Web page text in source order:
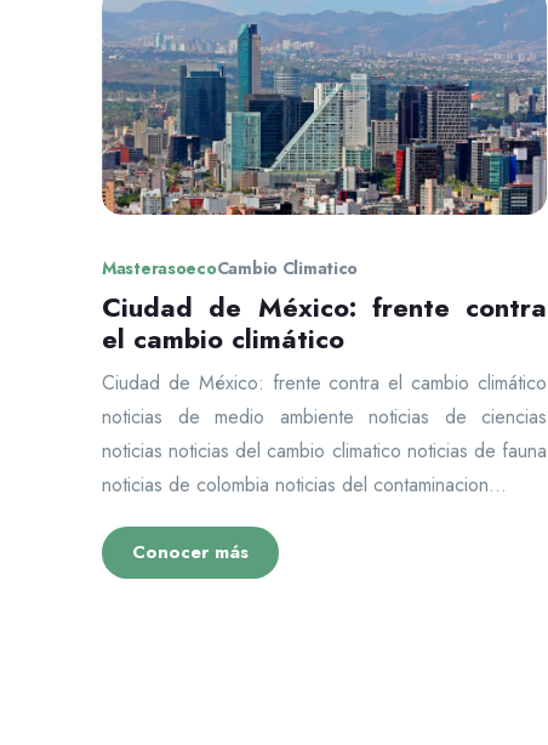
MasterasoecoCambio Climatico
Ciudad de México: frente contra
el cambio climático
Ciudad de México: frente contra el cambio climático
noticias de medio ambiente noticias de ciencias
noticias noticias del cambio climatico noticias de fauna
noticias de colombia noticias del contaminacion...
Conocer más